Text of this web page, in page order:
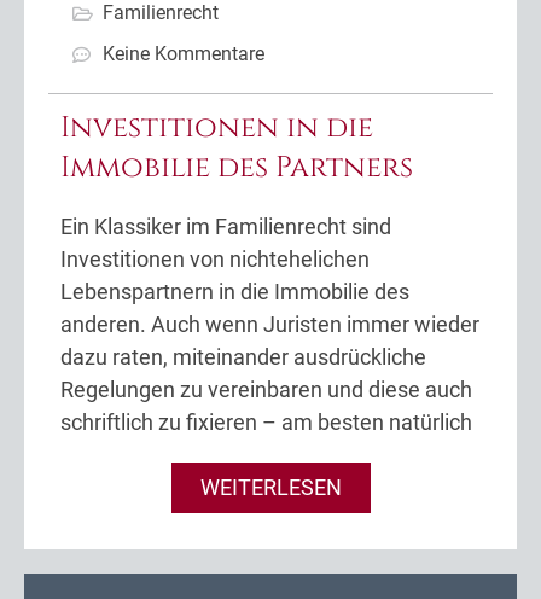
Familienrecht
Keine Kommentare
Investitionen in die
Immobilie des Partners
Ein Klassiker im Familienrecht sind
Investitionen von nichtehelichen
Lebenspartnern in die Immobilie des
anderen. Auch wenn Juristen immer wieder
dazu raten, miteinander ausdrückliche
Regelungen zu vereinbaren und diese auch
schriftlich zu fixieren – am besten natürlich
WEITERLESEN